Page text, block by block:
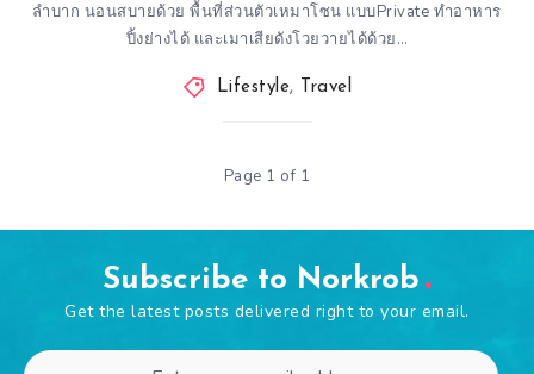
ลำบาก นอนสบายด้วย พื้นที่ส่วนตัวเหมาโซน แบบPrivate ทำอาหาร
ปิ้งย่างได้ และเมาเสียดังโวยวายได้ด้วย…
Lifestyle, Travel
Page 1 of 1
Subscribe to Norkrob
Get the latest posts delivered right to your email.